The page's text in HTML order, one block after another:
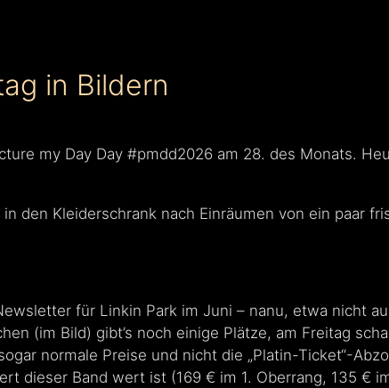
in Bildern
my Day Day #pmdd2026 am 28. des Monats.
den Kleiderschrank nach Einräumen von ein paar
für Linkin Park im Juni – nanu, etwa nicht
(im Bild) gibt’s noch einige Plätze, am Freitag
normale Preise und nicht die „Platin-Ticket“-
dieser Band wert ist (169 € im 1. Oberrang, 135 €